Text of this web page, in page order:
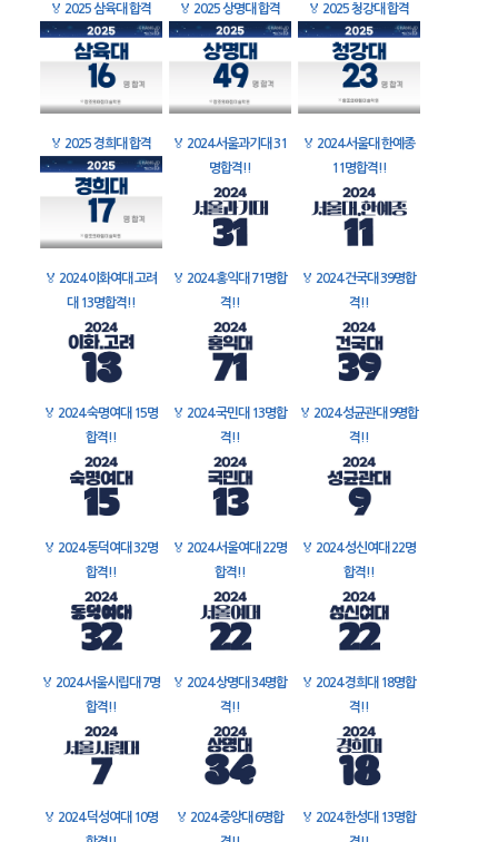
🏅 2025 삼육대 합격 🏅 2025 상명대 합격 🏅 2025 청강대 합격
🏅 2025 경희대 합격 🏅 2024 서울과기대 31
명합격!!
🏅 2024 서울대 한예종
11명합격!!
🏅 2024 이화여대 고려
대 13명합격!!
🏅 2024 홍익대 71명합
격!!
🏅 2024 건국대 39명합
격!!
🏅 2024 숙명여대 15명
합격!!
🏅 2024 국민대 13명합
격!!
🏅 2024 성균관대 9명합
격!!
🏅 2024 동덕여대 32명
합격!!
🏅 2024 서울여대 22명
합격!!
🏅 2024 성신여대 22명
합격!!
🏅 2024 서울시립대 7명
합격!!
🏅 2024 상명대 34명합
격!!
🏅 2024 경희대 18명합
격!!
🏅 2024 덕성여대 10명
🏅 2024 중앙대 6명합
🏅 2024 한성대 13명합